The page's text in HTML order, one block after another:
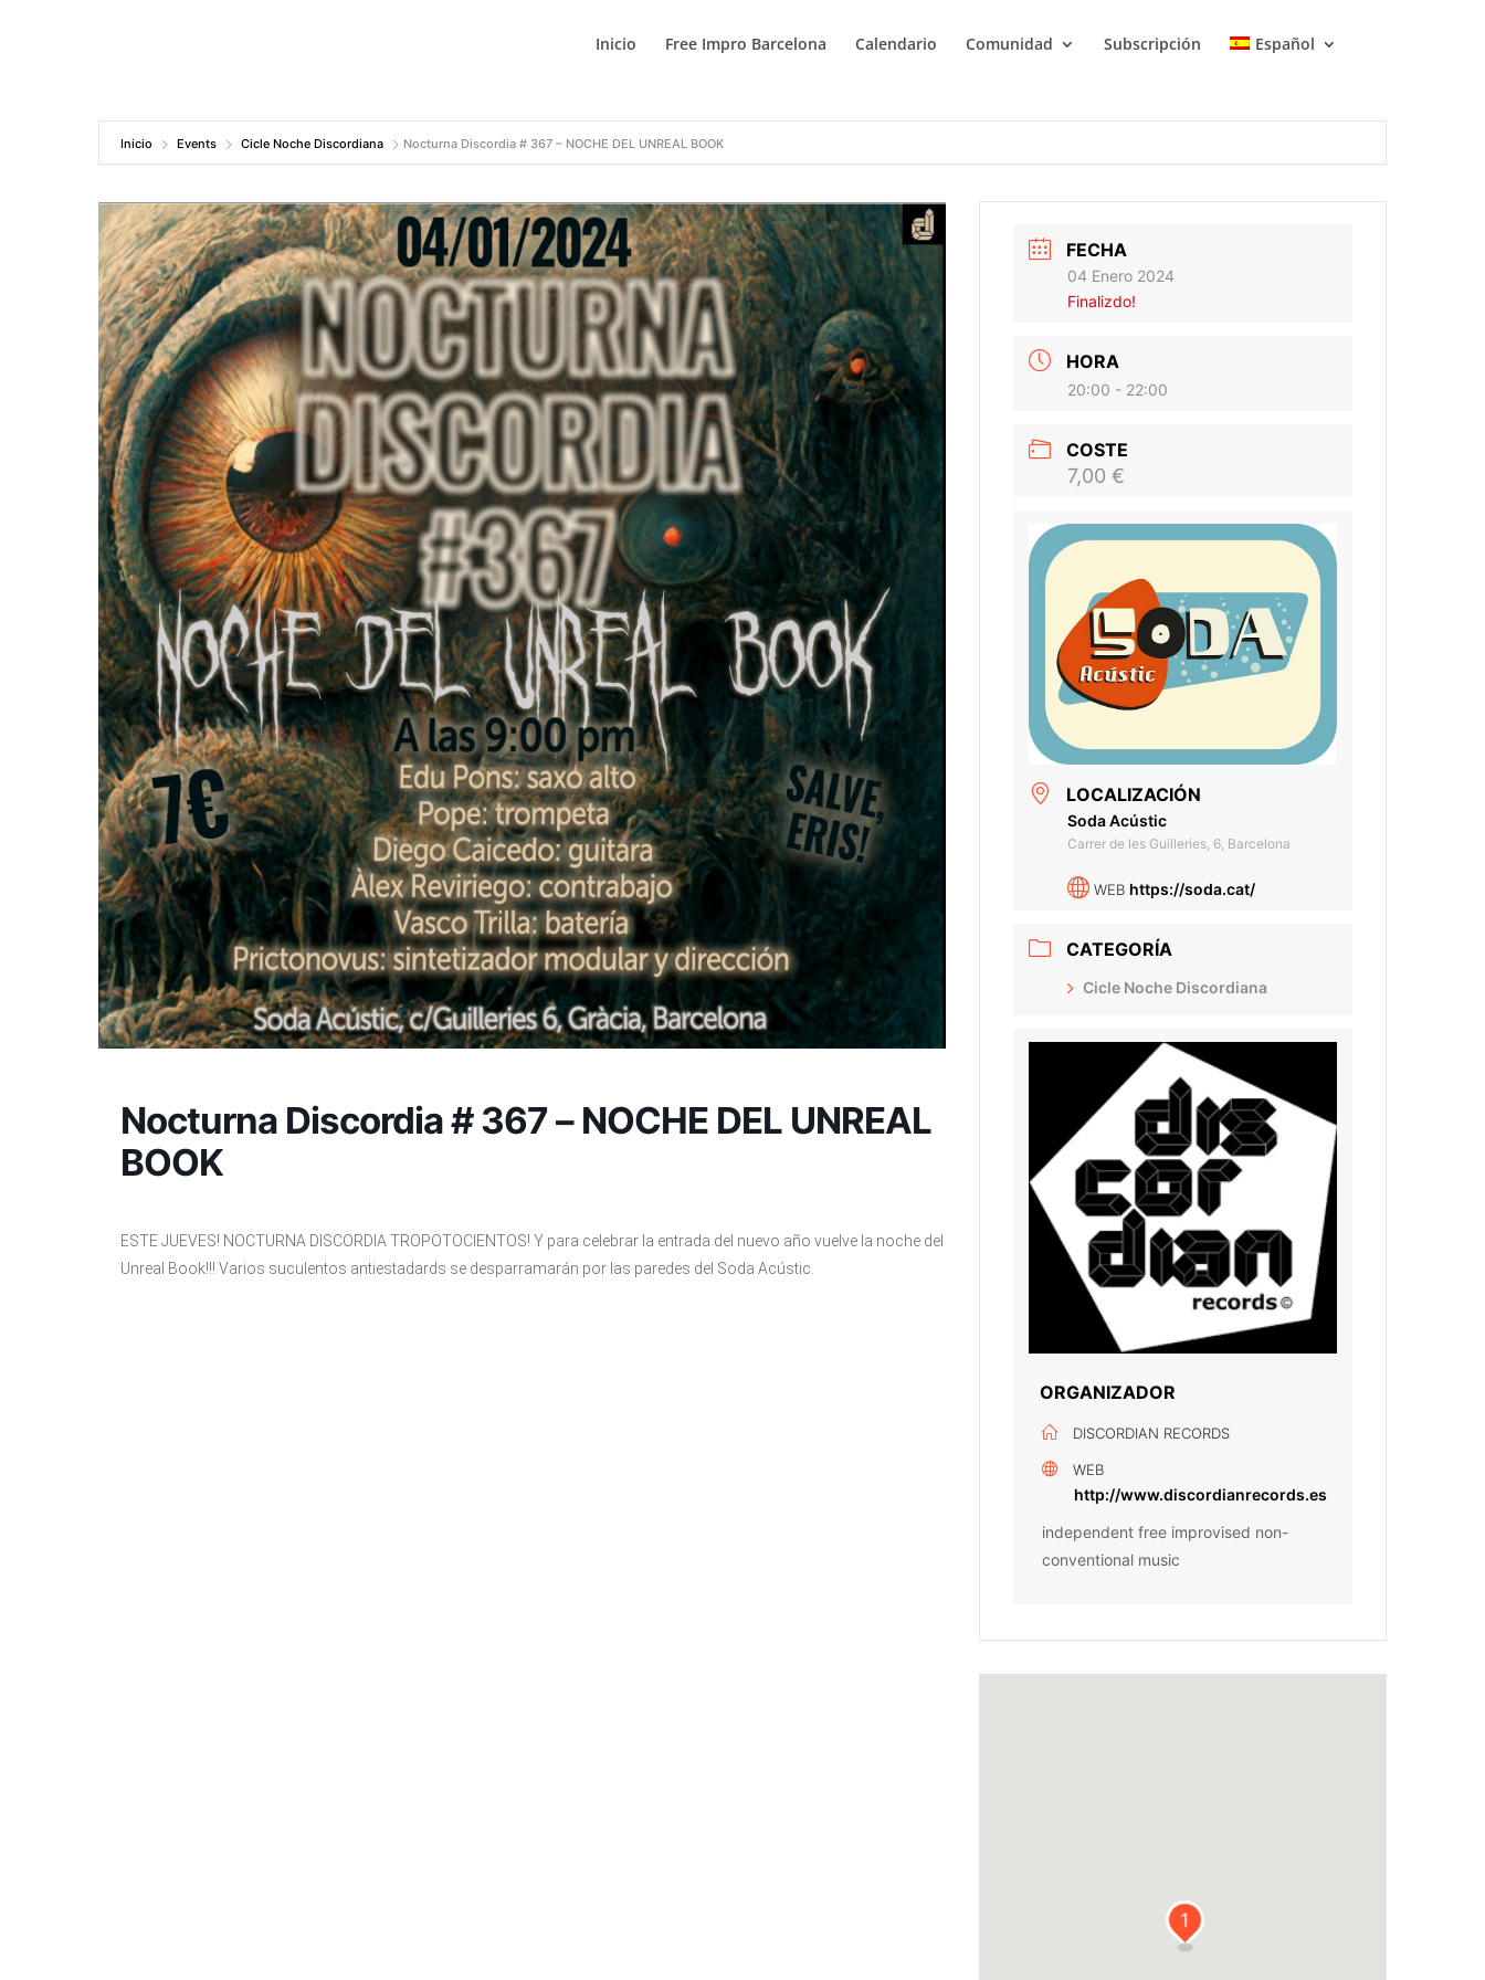
Inicio Free Impro Barcelona Calendario Comunidad Subscripción Español
Inicio Events Cicle Noche Discordiana Nocturna Discordia # 367 – NOCHE DEL UNREAL BOOK
Nocturna Discordia # 367 – NOCHE DEL UNREAL
BOOK
ESTE JUEVES! NOCTURNA DISCORDIA TROPOTOCIENTOS! Y para celebrar la entrada del nuevo año vuelve la noche del
Unreal Book!!! Varios suculentos antiestadards se desparramarán por las paredes del Soda Acústic.
FECHA
04 Enero 2024
Finalizdo!
HORA
20:00 - 22:00
COSTE
7,00 €
LOCALIZACIÓN
Soda Acústic
Carrer de les Guilleries, 6, Barcelona
WEB https://soda.cat/
CATEGORÍA
Cicle Noche Discordiana
ORGANIZADOR
DISCORDIAN RECORDS
WEB
http://www.discordianrecords.es
independent free improvised non-
conventional music
1